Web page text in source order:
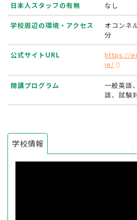
日本人スタッフの有無 なし
学校周辺の環境・アクセス
オコンネ
分
公式サイトURL
https://
ie/
開講プログラム
一般英語
語、試験
学校情報